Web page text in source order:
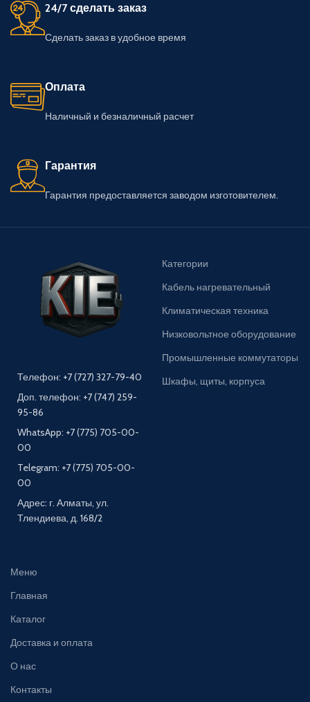
24/7 сделать заказ
Сделать заказ в удобное время
Оплата
Наличный и безналичный расчет
Гарантия
Гарантия предоставляется заводом изготовителем.
Телефон: +7 (727) 327-79-40
Доп. телефон: +7 (747) 259-
95-86
WhatsApp: +7 (775) 705-00-
00
Telegram: +7 (775) 705-00-
00
Адрес: г. Алматы, ул.
Тлендиева, д. 168/2
Категории
Кабель нагревательный
Климатическая техника
Низковольтное оборудование
Промышленные коммутаторы
Шкафы, щиты, корпуса
Меню
Главная
Каталог
Доставка и оплата
О нас
Контакты